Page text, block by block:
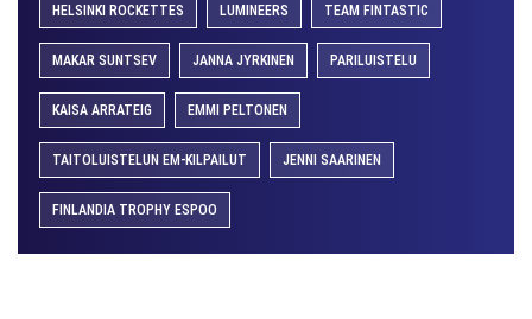
HELSINKI ROCKETTES LUMINEERS TEAM FINTASTIC
MAKAR SUNTSEV JANNA JYRKINEN PARILUISTELU
KAISA ARRATEIG EMMI PELTONEN
TAITOLUISTELUN EM-KILPAILUT JENNI SAARINEN
FINLANDIA TROPHY ESPOO